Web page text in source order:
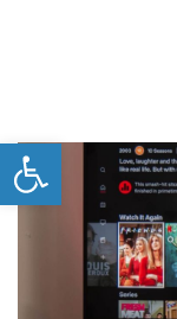
פתח